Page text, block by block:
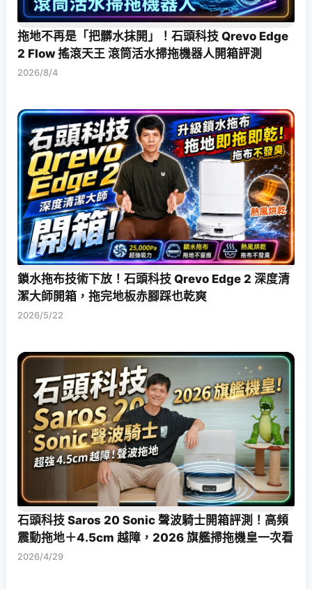
拖地不再是「把髒水抹開」！石頭科技 Qrevo Edge
2 Flow 搖滾天王 滾筒活水掃拖機器人開箱評測
2026/8/4
鎖水拖布技術下放！石頭科技 Qrevo Edge 2 深度清
潔大師開箱，拖完地板赤腳踩也乾爽
2026/5/22
石頭科技 Saros 20 Sonic 聲波騎士開箱評測！高頻
震動拖地＋4.5cm 越障，2026 旗艦掃拖機皇一次看
2026/4/29